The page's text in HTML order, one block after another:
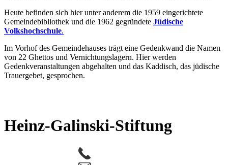
Heute befinden sich hier unter anderem die 1959 eingerichtete
Gemeindebibliothek und die 1962 gegründete Jüdische
Volkshochschule.
Im Vorhof des Gemeindehauses trägt eine Gedenkwand die Namen
von 22 Ghettos und Vernichtungslagern. Hier werden
Gedenkveranstaltungen abgehalten und das Kaddisch, das jüdische
Trauergebet, gesprochen.
Heinz-Galinski-Stiftung